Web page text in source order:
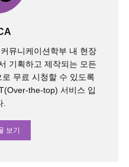
뮤니케이션학부 내 현장
기획하고 제작되는 모든
무료 시청할 수 있도록
the-top) 서비스 입
.
보기